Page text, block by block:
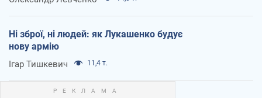
Ні зброї, ні людей: як Лукашенко будує
нову армію
Ігар Тишкевич 11,4 т.